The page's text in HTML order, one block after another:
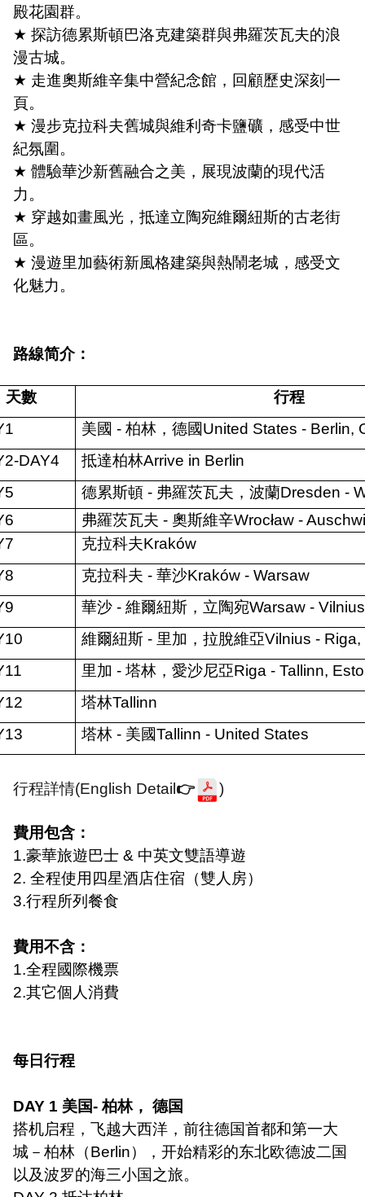
殿花園群。
★ 探訪德累斯頓巴洛克建築群與弗羅茨瓦夫的浪
漫古城。
★ 走進奧斯維辛集中營紀念館，回顧歷史深刻一
頁。
★ 漫步克拉科夫舊城與維利奇卡鹽礦，感受中世
紀氛圍。
★ 體驗華沙新舊融合之美，展現波蘭的現代活
力。
★ 穿越如畫風光，抵達立陶宛維爾紐斯的古老街
區。
★ 漫遊里加藝術新風格建築與熱鬧老城，感受文
化魅力。
路線简介：
天數
行程
美國 - 柏林，德國United States - Berlin,
DAY4
抵達柏林Arrive in Berlin
德累斯頓- 弗羅茨瓦夫，波蘭Dresden -
弗羅茨瓦夫 - 奧斯維辛Wrocław -
克拉科夫Kraków
克拉科夫 - 華沙Kraków - Warsaw
華沙- 維爾紐斯，立陶宛Warsaw -
維爾紐斯- 里加，拉脫維亞Vilnius - Riga,
里加 - 塔林，愛沙尼亞Riga - Tallinn,
塔林Tallinn
塔林 - 美國Tallinn - United States
行程詳情(English Detail 👉 )
費用包含：
1.豪華旅遊巴士 & 中英文雙語導遊
2. 全程使用四星酒店住宿（雙人房）
3.行程所列餐食
費用不含：
1.全程國際機票
2.其它個人消費
每日行程
DAY 1 美国-柏林， 德国
搭机启程，飞越大西洋，前往德国首都和第一大
城－柏林（Berlin），开始精彩的东北欧德波二国
以及波罗的海三小国之旅。